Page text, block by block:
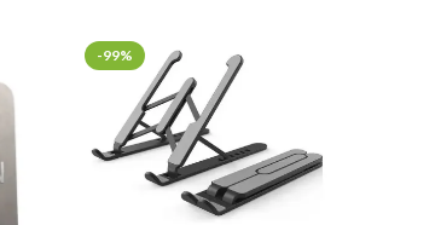
-99%